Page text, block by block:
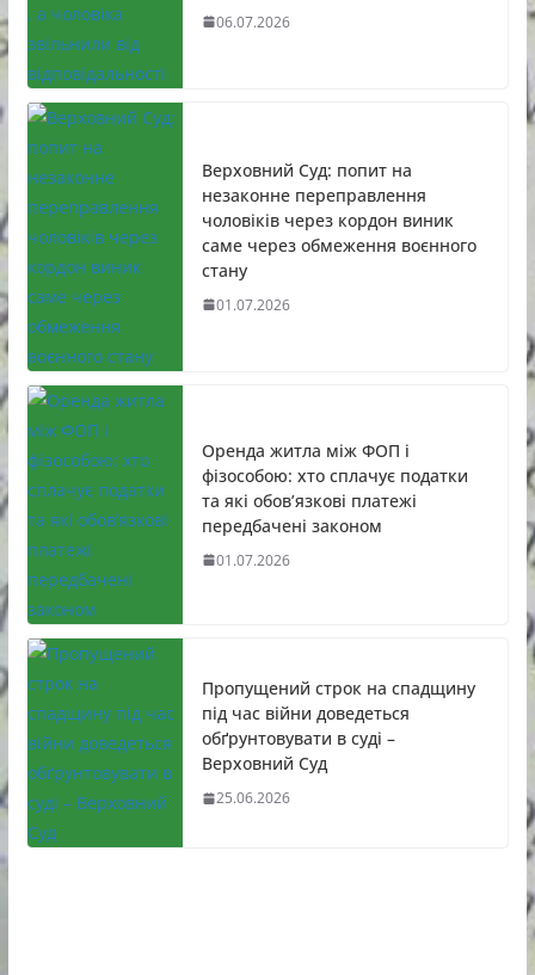
06.07.2026
Верховний Суд: попит на
незаконне переправлення
чоловіків через кордон виник
саме через обмеження воєнного
стану
01.07.2026
Оренда житла між ФОП і
фізособою: хто сплачує податки
та які обов’язкові платежі
передбачені законом
01.07.2026
Пропущений строк на спадщину
під час війни доведеться
обґрунтовувати в суді –
Верховний Суд
25.06.2026